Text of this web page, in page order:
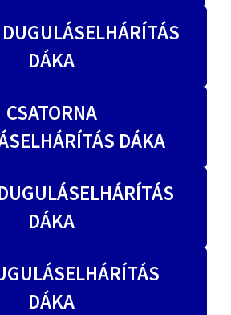
DUGULÁSELHÁRÍTÁS
DÁKA
CSATORNA
DÁKA
DÁKA
DÁKA